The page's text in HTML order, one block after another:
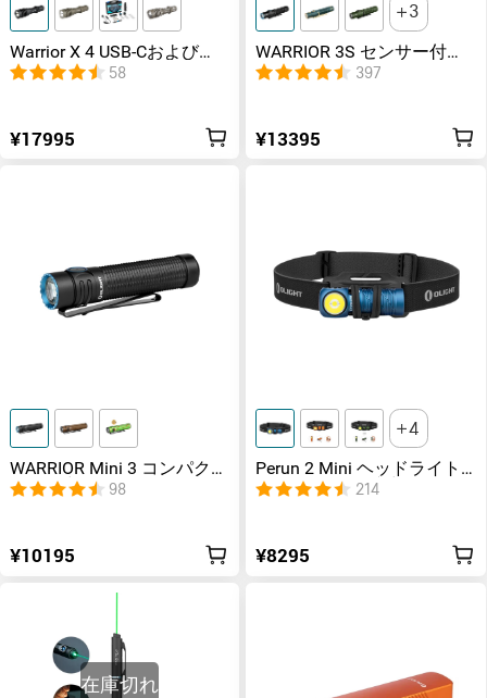
Warrior X 4 USB-Cおよび
MCC充電式フラッシュライ
ト (ホルスター付き)
58
¥17995
3
WARRIOR 3S センサー付き
タクティカルライト マグネ
ット充電式 懐中電灯
397
¥13395
WARRIOR Mini 3 コンパクト
且つ強力なEDCタクティカ
ルライト 戦術モード
98
¥10195
4
Perun 2 Mini ヘッドライト
1100ルーメン 懐中電灯
214
¥8295
在庫切れ